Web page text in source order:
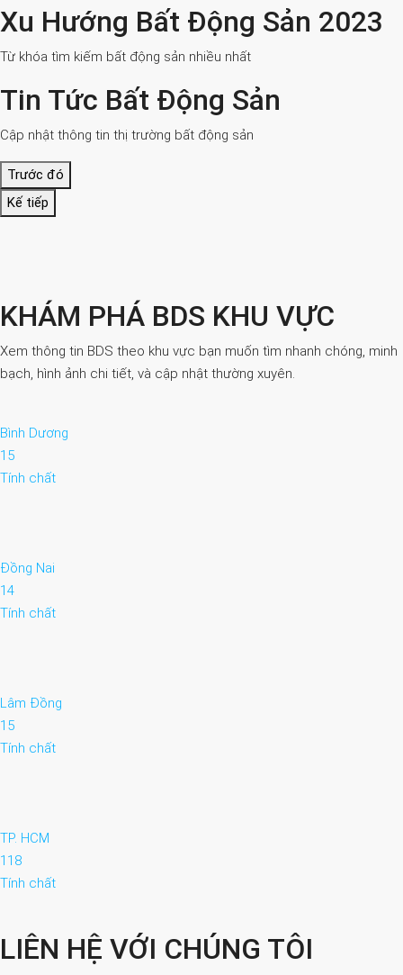
Xu Hướng Bất Động Sản 2023
Từ khóa tìm kiếm bất động sản nhiều nhất
Tin Tức Bất Động Sản
Cập nhật thông tin thị trường bất động sản
Trước đó
Kế tiếp
KHÁM PHÁ BDS KHU VỰC
Xem thông tin BDS theo khu vực bạn muốn tìm nhanh chóng, minh
bạch, hình ảnh chi tiết, và cập nhật thường xuyên.
Bình Dương
15
Tính chất
Đồng Nai
14
Tính chất
Lâm Đồng
15
Tính chất
TP. HCM
118
Tính chất
LIÊN HỆ VỚI CHÚNG TÔI